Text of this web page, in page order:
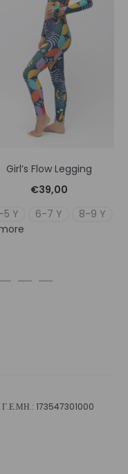
Girl’s Flow Legging
€39,00
Y
6-7 Y
8-9 Y
173547301000